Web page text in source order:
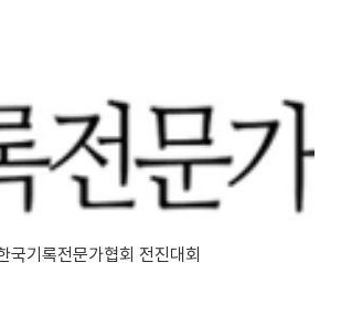
기록전문가협회 전진대회